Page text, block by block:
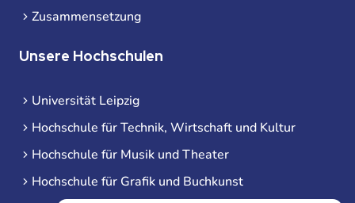
Zusammensetzung
Unsere Hochschulen
Universität Leipzig
Hochschule für Technik, Wirtschaft und Kultur
Hochschule für Musik und Theater
Hochschule für Grafik und Buchkunst